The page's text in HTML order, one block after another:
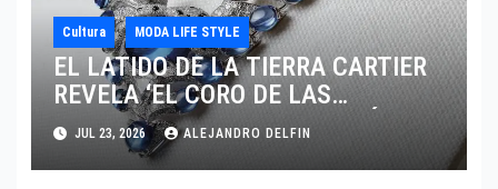
Cultura MODA LIFE STYLE
EL LATIDO DE LA TIERRA CARTIER
REVELA ‘EL CORO DE LAS
PIEDRAS’, SU NUEVA SINFONÍA DE
ALTA JOYERÍA
JUL 23, 2026 ALEJANDRO DELFIN